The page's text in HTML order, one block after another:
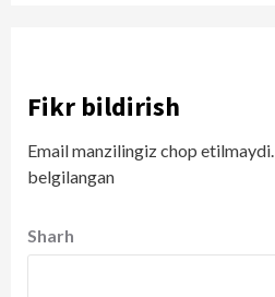
Fikr bildirish
Email manzilingiz chop etilmaydi.
belgilangan
Sharh